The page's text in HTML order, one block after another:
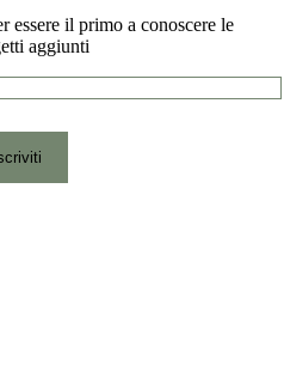
essere il primo a conoscere le
aggiunti